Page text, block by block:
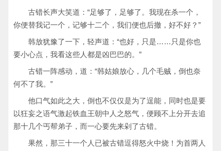
古错长声大笑道：“足够了，足够了。我现在杀一个，
你便替我记一个，记够十二个，我们便也后撤，好不好？”
韩放犹豫了一下，轻声道：“也好，只是……只是你也
要小心点，我看这些人都是凶巴巴的。”
古错一阵感动，道：“韩姑娘放心，几个毛贼，倒也奈
何不了我。”
他口气如此之大，倒也不仅仅是为了逞能，同时也是要
以狂妄之语气激起铁血王朝中人之怒气，便顾不上分开去追
那十几个丐帮弟子，而一心要先来剁了古错。
果然，那三十一个人已被古错逗得怒火中烧！为首两人